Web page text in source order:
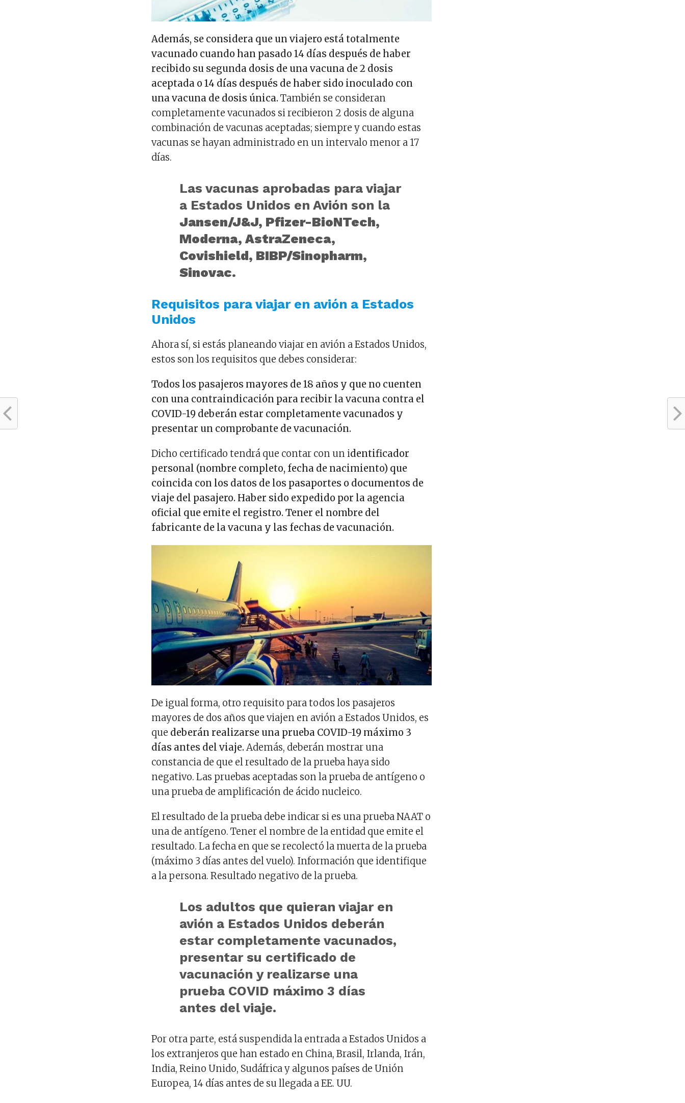
Además, se considera que un viajero está totalmente
vacunado cuando han pasado 14 días después de haber
recibido su segunda dosis de una vacuna de 2 dosis
aceptada o 14 días después de haber sido inoculado con
una vacuna de dosis única.También se consideran
completamente vacunados si recibieron 2 dosis de alguna
combinación de vacunas aceptadas; siempre y cuando estas
vacunas se hayan administrado en un intervalo menor a 17
días.
Las vacunas aprobadas para viajar
a Estados Unidos en Avión son la
Jansen/J&J, Pfizer-BioNTech,
Moderna, AstraZeneca,
Covishield, BIBP/Sinopharm,
Sinovac.
Requisitos para viajar en avión a Estados
Unidos
Ahora sí, si estás planeando viajar en avión a Estados Unidos,
estos son los requisitos que debes considerar:
Todos los pasajeros mayores de 18 años y que no cuenten
con una contraindicación para recibir la vacuna contra el
COVID-19 deberán estar completamente vacunados y
presentar un comprobante de vacunación.
Dicho certificado tendrá que contar con un identificador
personal (nombre completo, fecha de nacimiento) que
coincida con los datos de los pasaportes o documentos de
viaje del pasajero. Haber sido expedido por la agencia
oficial que emite el registro. Tener el nombre del
fabricante de la vacuna y las fechas de vacunación.
De igual forma, otro requisito para todos los pasajeros
mayores de dos años que viajen en avión a Estados Unidos, es
que deberán realizarse una prueba COVID-19 máximo 3
días antes del viaje. Además, deberán mostrar una
constancia de que el resultado de la prueba haya sido
negativo. Las pruebas aceptadas son la prueba de antígeno o
una prueba de amplificación de ácido nucleico.
El resultado de la prueba debe indicar si es una prueba NAAT o
una de antígeno. Tener el nombre de la entidad que emite el
resultado. La fecha en que se recolectó la muerta de la prueba
(máximo 3 días antes del vuelo). Información que identifique
a la persona. Resultado negativo de la prueba.
Los adultos que quieran viajar en
avión a Estados Unidos deberán
estar completamente vacunados,
presentar su certificado de
vacunación y realizarse una
prueba COVID máximo 3 días
antes del viaje.
Por otra parte, está suspendida la entrada a Estados Unidos a
los extranjeros que han estado en China, Brasil, Irlanda, Irán,
India, Reino Unido, Sudáfrica y algunos países de Unión
Europea, 14 días antes de su llegada a EE. UU.